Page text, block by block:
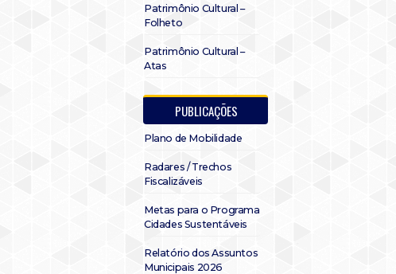
Patrimônio Cultural –
Folheto
Patrimônio Cultural –
Atas
PUBLICAÇÕES
Plano de Mobilidade
Radares / Trechos
Fiscalizáveis
Metas para o Programa
Cidades Sustentáveis
Relatório dos Assuntos
Municipais 2026